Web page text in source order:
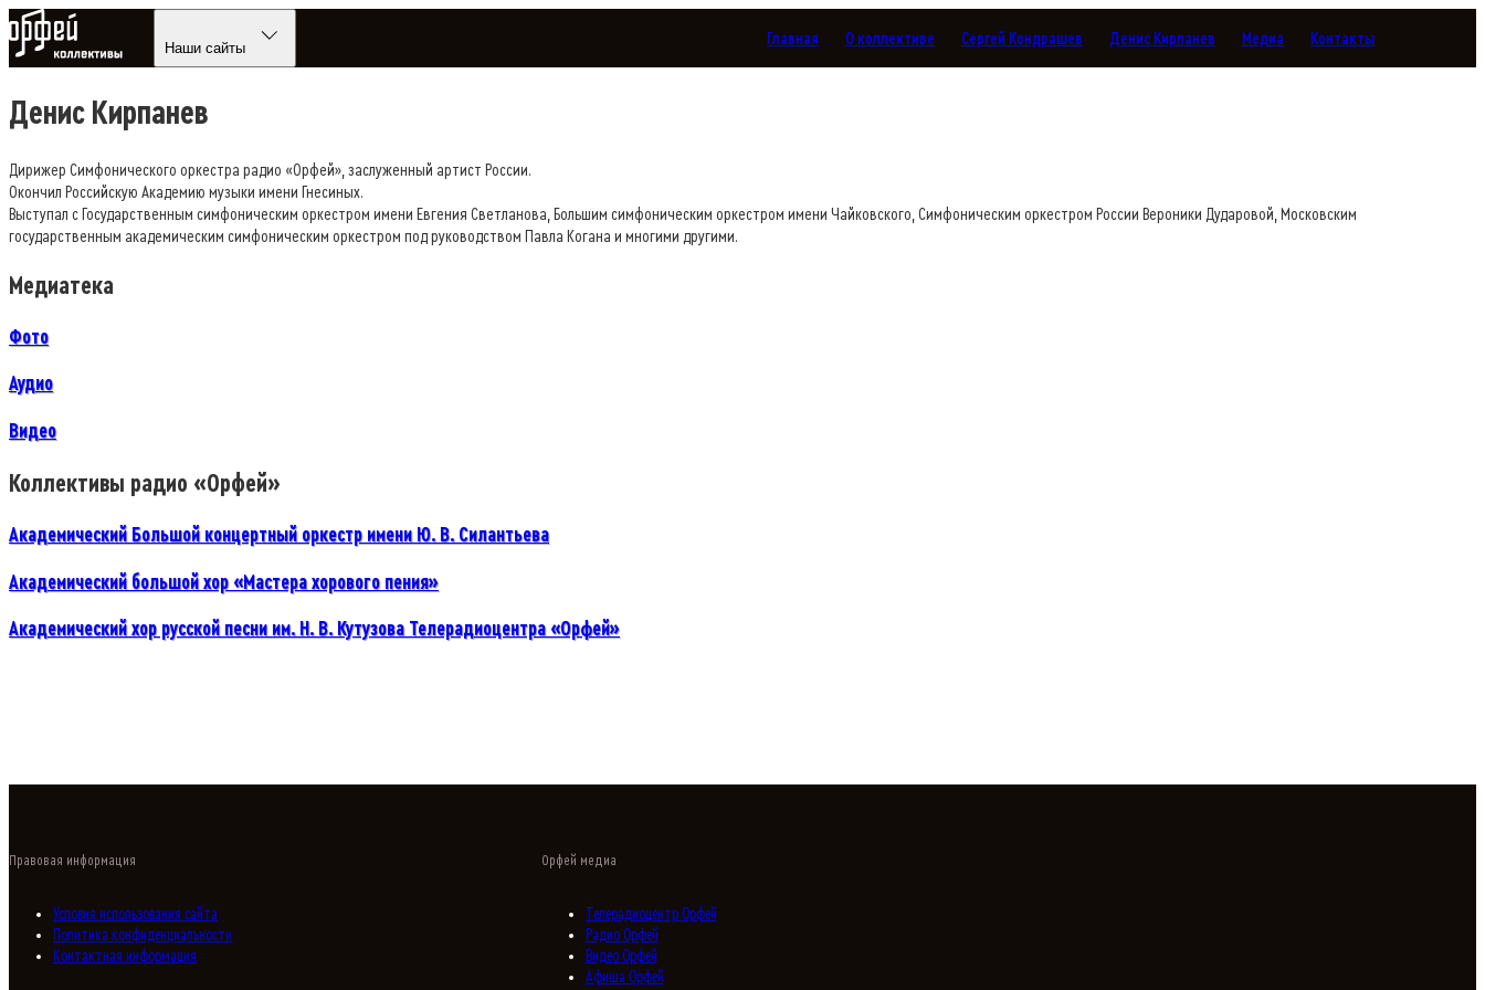
Коллективы Орфей
Наши сайты
Главная О коллективе Сергей Кондрашев Денис Кирпанев Медиа Контакты
Денис Кирпанев
Дирижер Симфонического оркестра радио «Орфей», заслуженный артист России.
Окончил Российскую Академию музыки имени Гнесиных.
Выступал с Государственным симфоническим оркестром имени Евгения Светланова, Большим симфоническим оркестром имени Чайковского, Симфоническим оркестром России Вероники Дударовой, Московским
государственным академическим симфоническим оркестром под руководством Павла Когана и многими другими.
Медиатека
Фото
Аудио
Видео
Коллективы радио «Opфей»
Академический Большой концертный оркестр имени Ю. В. Силантьева
Академический большой хор «Мастера хорового пения»
Академический хор русской песни им. Н. В. Кутузова Телерадиоцентра «Орфей»
Орфей медиа
Телерадиоцентр Орфей
Радио Орфей
Видео Орфей
Афиша Орфей
Правовая информация
Условия использования сайта
Политика конфиденциальности
Контактная информация